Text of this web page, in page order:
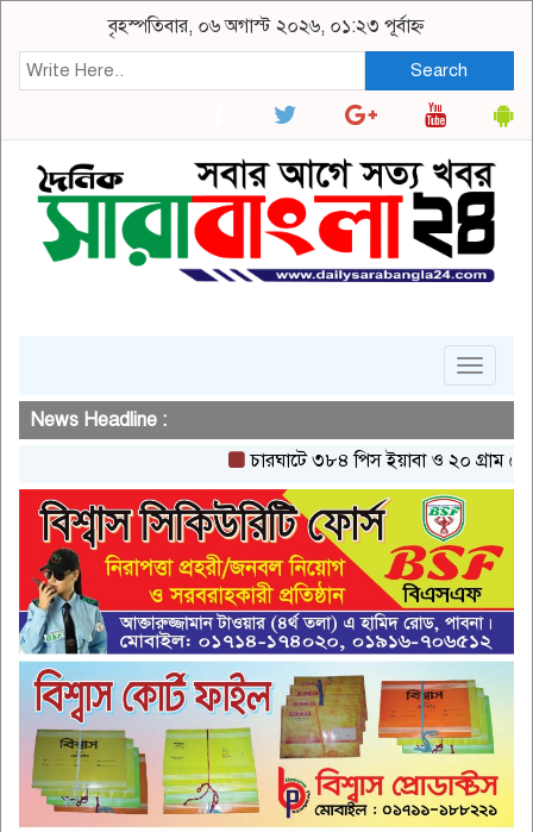
বৃহস্পতিবার, ০৬ অগাস্ট ২০২৬, ০১:২৩ পূর্বাহ্ন
Search
Toggle
News Headline :
চারঘাটে ৩৮৪ পিস ইয়াবা ও ২০ গ্রাম